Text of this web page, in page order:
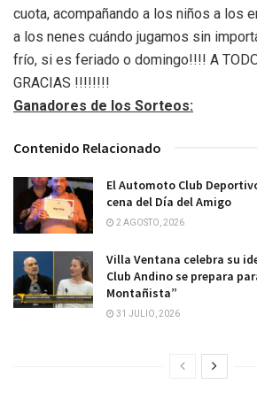
cuota, acompañando a los niños a los
a los nenes cuándo jugamos sin
frío, si es feriado o domingo!!!! A
GRACIAS !!!!!!!!
Ganadores de los Sorteos:
Contenido Relacionado
El Automoto Club
cena del Día del Amigo
2 AGOSTO, 2026
Villa Ventana celebra su
Club Andino se prepara
Montañista”
31 JULIO, 2026